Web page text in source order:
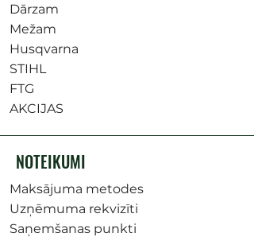
Dārzam
Mežam
Husqvarna
STIHL
FTG
AKCIJAS
NOTEIKUMI
Maksājuma metodes
Uzņēmuma rekvizīti
Saņemšanas punkti